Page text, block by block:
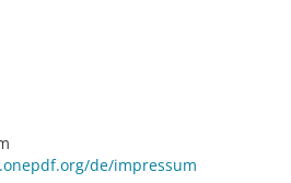
de/impressum